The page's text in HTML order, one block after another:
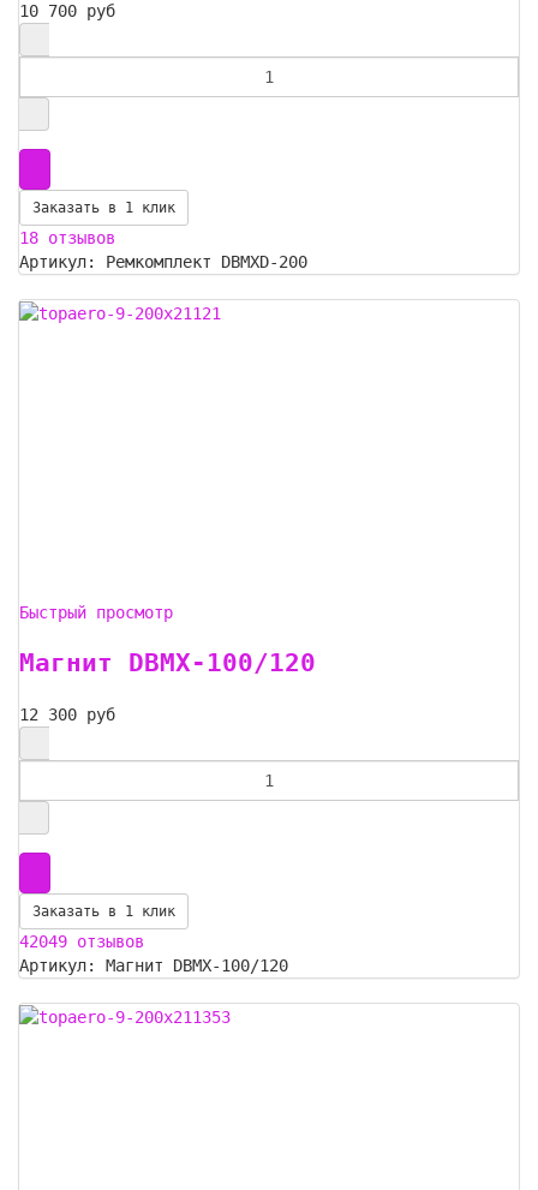
10 700 руб
Заказать в 1 клик
18 отзывов
Артикул: Ремкомплект DBMXD-200
Быстрый просмотр
Магнит DBMX-100/120
12 300 руб
Заказать в 1 клик
42049 отзывов
Артикул: Магнит DBMX-100/120